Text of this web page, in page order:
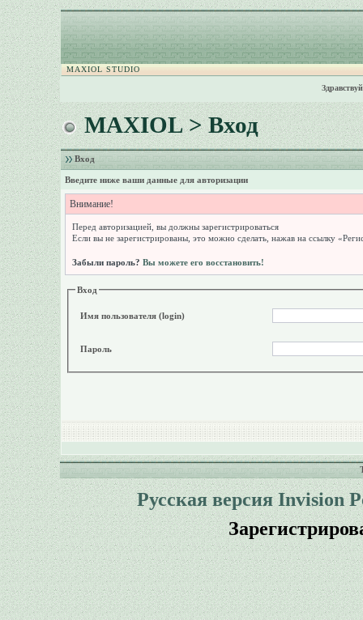
MAXIOL STUDIO
MAXIOL> Вход
Вход
Введите ниже ваши данные для авторизации
Внимание!
Перед авторизацией, вы должны зарегистрироваться
Если вы не зарегистрированы, это можно сделать, нажав на ссылку
Забыли пароль? Вы можете его восстановить!
Вход
Имя пользователя (login)
Пароль
Русская версия Invision